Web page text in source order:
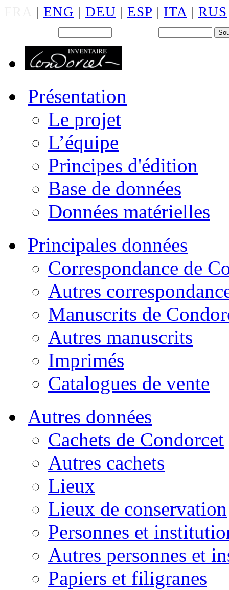
| ENG | DEU | ESP | ITA | RUS
Présentation
Le projet
L’équipe
Principes d'édition
Base de données
Données matérielles
Principales données
Correspondance de
Autres
Manuscrits de
Autres manuscrits
Imprimés
Catalogues de vente
Autres données
Cachets de Condorcet
Autres cachets
Lieux
Lieux de conservation
Personnes et
Autres personnes et
Papiers et filigranes